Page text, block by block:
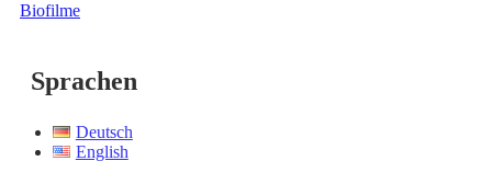
Biofilme
Sprachen
Deutsch
English